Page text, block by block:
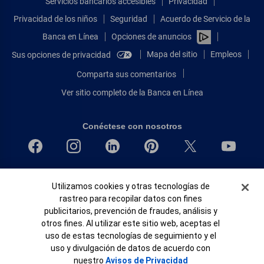
Privacidad de los niños
Seguridad
Acuerdo de Servicio de la
Banca en Línea
Opciones de anuncios
Sus opciones de privacidad
Mapa del sitio Empleos
Comparta sus comentarios
Ver sitio completo de la Banca en Línea
Conéctese con nosotros
Igualdad de oportunidades en préstamos para viviendas
© 2026 Bank of America Corporation.
Todos Los Derechos Reservados.
Patente: patents.bankofamerica.com
Banner de Cookies
Utilizamos cookies y otras tecnologías de
rastreo para recopilar datos con fines
publicitarios, prevención de fraudes, análisis y
otros fines. Al utilizar este sitio web, aceptas el
uso de estas tecnologías de seguimiento y el
uso y divulgación de datos de acuerdo con
nuestro Avisos de Privacidad